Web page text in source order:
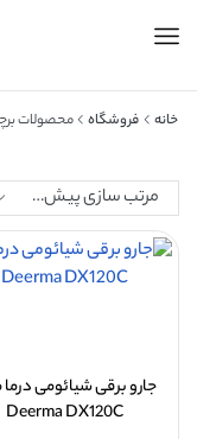
خانه فروشگاه محصولات
جارو برقی شیائومی
Deerma DX120C